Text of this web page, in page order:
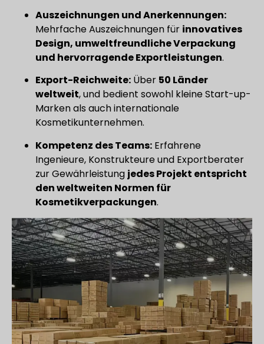
Auszeichnungen und Anerkennungen:
Mehrfache Auszeichnungen für innovatives
Design, umweltfreundliche Verpackung
und hervorragende Exportleistungen.
Export-Reichweite: Über 50 Länder
weltweit, und bedient sowohl kleine Start-up-
Marken als auch internationale
Kosmetikunternehmen.
Kompetenz des Teams: Erfahrene
Ingenieure, Konstrukteure und Exportberater
zur Gewährleistung jedes Projekt entspricht
den weltweiten Normen für
Kosmetikverpackungen.